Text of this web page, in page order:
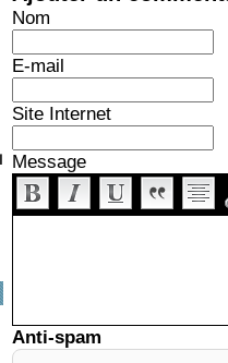
Nom
E-mail
Site Internet
Message
Anti-spam